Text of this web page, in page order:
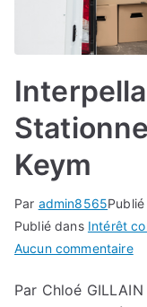
Keym
Par admin8565Publié
Publié dans Intérêt
Aucun commentairesur
–
Par Chloé